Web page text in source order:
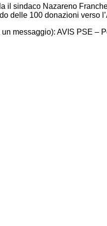
sindaco Nazareno
delle 100 donazioni verso
messaggio): AVIS PSE –